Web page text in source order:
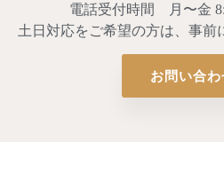
電話受付時間 月〜金
土日対応をご希望の方は、事前
お問い合わ